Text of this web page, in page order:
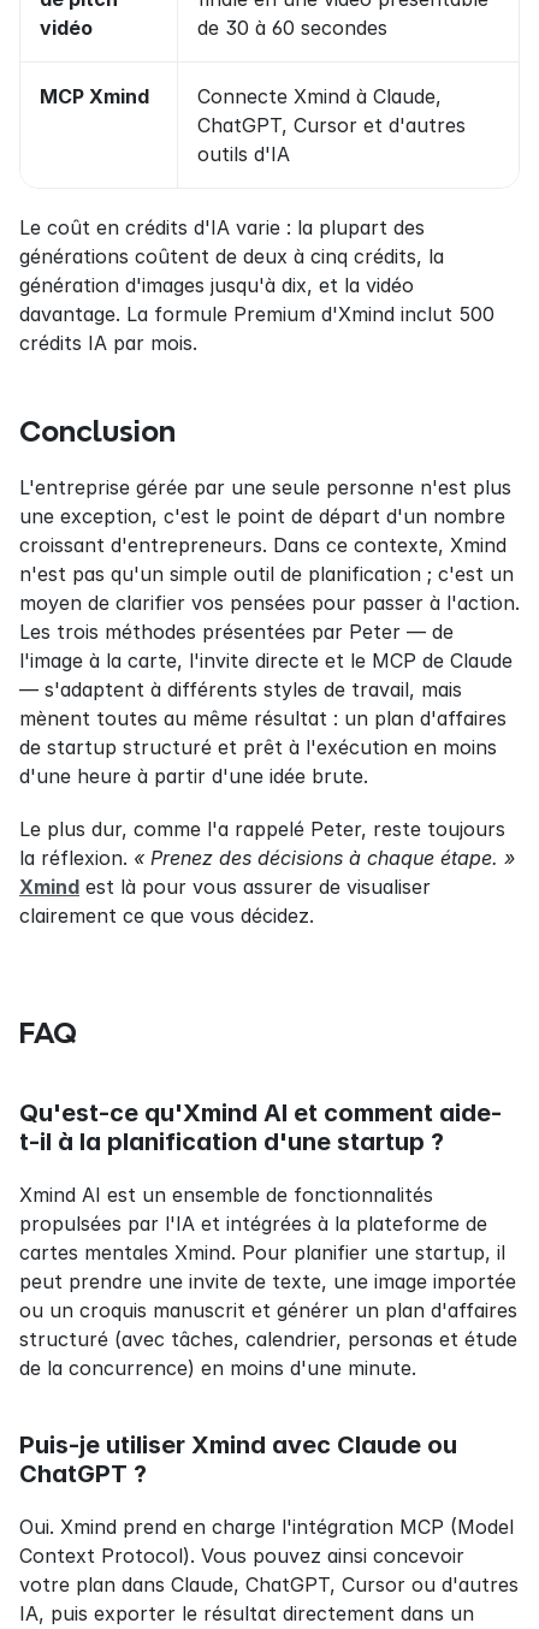
vidéo
de 30 à 60 secondes
MCP Xmind
Connecte Xmind à Claude,
ChatGPT, Cursor et d'autres
outils d'IA
Le coût en crédits d'IA varie : la plupart des
générations coûtent de deux à cinq crédits, la
génération d'images jusqu'à dix, et la vidéo
davantage. La formule Premium d'Xmind inclut 500
crédits IA par mois.
Conclusion
L'entreprise gérée par une seule personne n'est plus
une exception, c'est le point de départ d'un nombre
croissant d'entrepreneurs. Dans ce contexte, Xmind
n'est pas qu'un simple outil de planification ; c'est un
moyen de clarifier vos pensées pour passer à l'action.
Les trois méthodes présentées par Peter — de
l'image à la carte, l'invite directe et le MCP de Claude
— s'adaptent à différents styles de travail, mais
mènent toutes au même résultat : un plan d'affaires
de startup structuré et prêt à l'exécution en moins
d'une heure à partir d'une idée brute.
Le plus dur, comme l'a rappelé Peter, reste toujours
la réflexion. « Prenez des décisions à chaque étape. »
Xmind est là pour vous assurer de visualiser
clairement ce que vous décidez.
FAQ
Qu'est-ce qu'Xmind AI et comment aide-
t-il à la planification d'une startup ?
Xmind AI est un ensemble de fonctionnalités
propulsées par l'IA et intégrées à la plateforme de
cartes mentales Xmind. Pour planifier une startup, il
peut prendre une invite de texte, une image importée
ou un croquis manuscrit et générer un plan d'affaires
structuré (avec tâches, calendrier, personas et étude
de la concurrence) en moins d'une minute.
Puis-je utiliser Xmind avec Claude ou
ChatGPT ?
Oui. Xmind prend en charge l'intégration MCP (Model
Context Protocol). Vous pouvez ainsi concevoir
votre plan dans Claude, ChatGPT, Cursor ou d'autres
IA, puis exporter le résultat directement dans un